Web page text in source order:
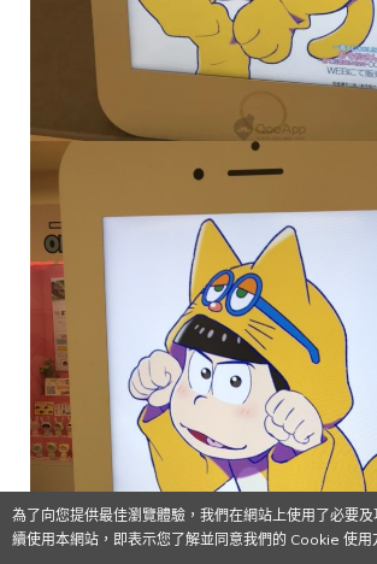
為了向您提供最佳瀏覽體驗，我們在網站上使用了必要
續使用本網站，即表示您了解並同意我們的 Cookie 使用